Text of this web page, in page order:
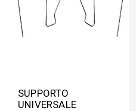
SUPPORTO
UNIVERSALE